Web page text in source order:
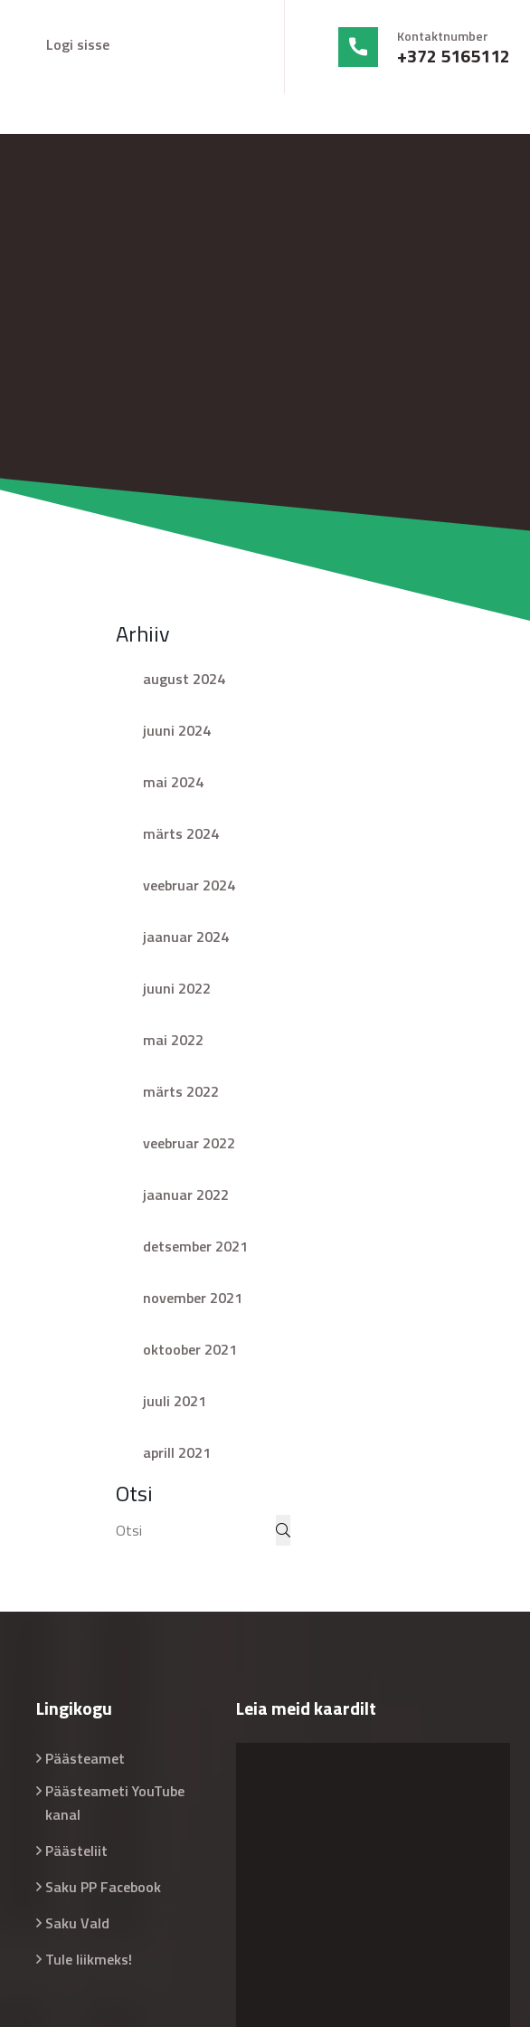
Logi sisse Kontaktnumber
+372 5165112
Arhiiv
august 2024
juuni 2024
mai 2024
märts 2024
veebruar 2024
jaanuar 2024
juuni 2022
mai 2022
märts 2022
veebruar 2022
jaanuar 2022
detsember 2021
november 2021
oktoober 2021
juuli 2021
aprill 2021
Otsi
Lingikogu
Päästeamet
Päästeameti YouTube
kanal
Päästeliit
Saku PP Facebook
Saku Vald
Tule liikmeks!
Leia meid kaardilt